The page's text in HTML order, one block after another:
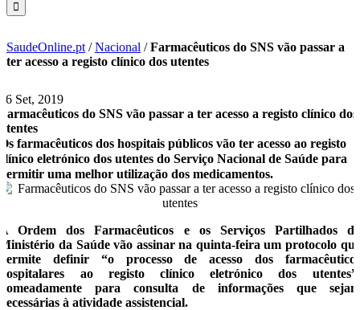
SaudeOnline.pt /Nacional /Farmacêuticos do SNS vão passar a
ter acesso a registo clínico dos utentes
26 Set, 2019
Farmacêuticos do SNS vão passar a ter acesso a registo clínico dos
utentes
Os farmacêuticos dos hospitais públicos vão ter acesso ao registo
clínico eletrónico dos utentes do Serviço Nacional de Saúde para
permitir uma melhor utilização dos medicamentos.
A Ordem dos Farmacêuticos e os Serviços Partilhados do
Ministério da Saúde vão assinar na quinta-feira um protocolo que
permite definir “o processo de acesso dos farmacêuticos
hospitalares ao registo clínico eletrónico dos utentes”,
nomeadamente para consulta de informações que sejam
necessárias à atividade assistencial.